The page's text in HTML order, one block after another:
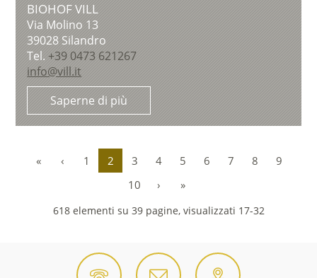
BIOHOF VILL
Via Molino 13
39028Silandro
Tel.+39 0473 621267
info@vill.it
Saperne di più
« ‹ 1 2 3 4 5 6 7 8
9
10
› »
618 elementi su 39 pagine, visualizzati 17-32